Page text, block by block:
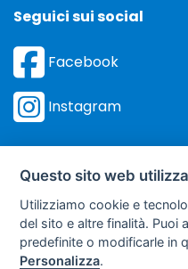
Seguici sui social
Facebook
Instagram
©Sviluppo
via A. Costa, 2 - 63822 Porto
-
Questo sito web
Utilizziamo cookie e
del sito e altre finalità. Puoi
predefinite o modificarle in
Personalizza.